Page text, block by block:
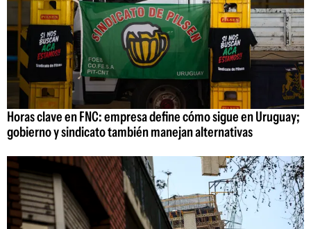
Horas clave en FNC: empresa define cómo sigue en Uruguay;
gobierno y sindicato también manejan alternativas